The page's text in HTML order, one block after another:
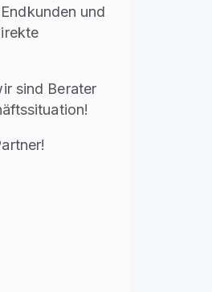
und
sind Berater